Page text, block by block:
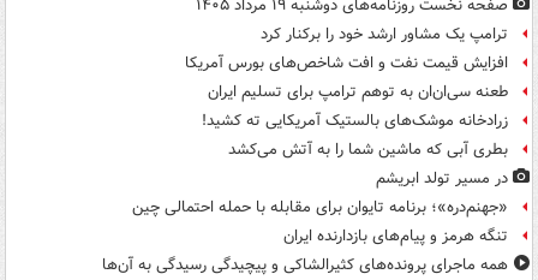
صفحه نخست روزنامه‌های دوشنبه ۱۹ مرداد ۱۴۰۵
ترامپ یک مشاور ارشد خود را برکنار کرد
افزایش قیمت نفت و افت شاخص‌های بورس آمریکا
طعنه سی‌ان‌ان به توهم ترامپ برای تسلیم ایران
زرادخانه موشک‌های بالستیک آمریکایی ته کشید!
بطری آبی که ماشین شما را به آتش می‌کشد
در مسیر تولد ابریشم
«جهنم‌دره»؛ برنامه تایوان برای مقابله با حمله احتمالی چین
تنگه هرمز و پیام‌های بازدارنده ایران
همه ماجرای پرونده‌های کثیرالشاکی و پیچیدگی رسیدگی به آن‌ها